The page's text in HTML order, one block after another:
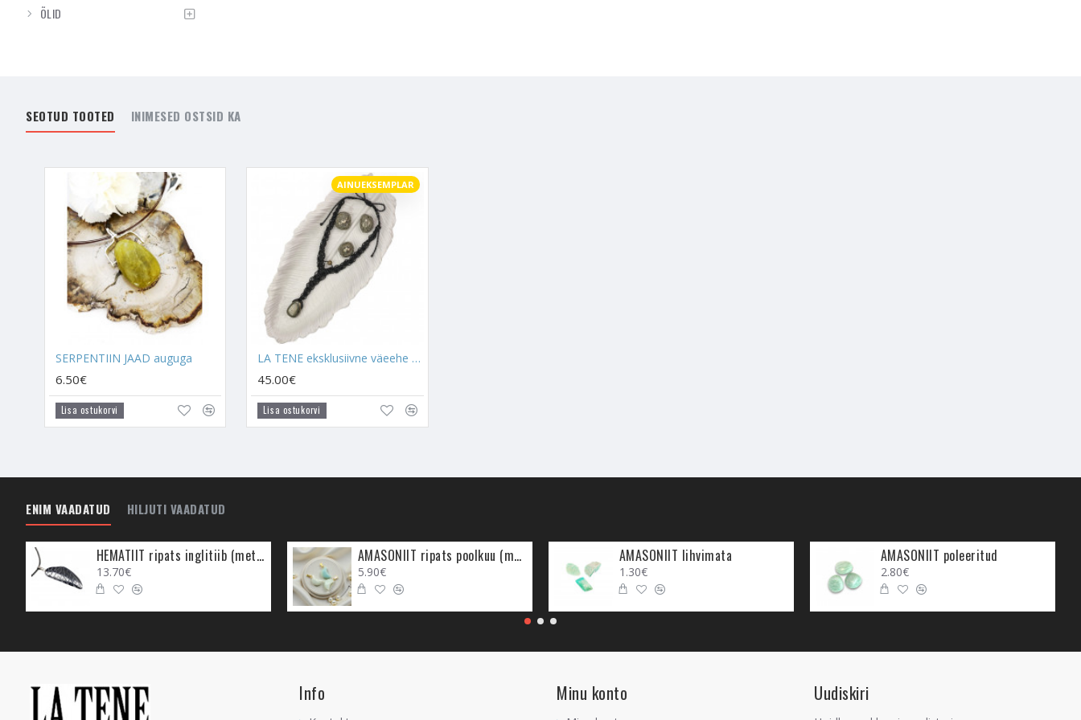
ÕLID
SEOTUD TOOTED INIMESED OSTSID KA
SERPENTIIN JAAD auguga
6.50€
Lisa ostukorvi
AINUEKSEMPLAR
LA TENE eksklusiivne väeehe "RIKKUS"
45.00€
Lisa ostukorvi
ENIM VAADATUD HILJUTI VAADATUD
HEMATIIT ripats inglitiib (metall)
13.70€
AMASONIIT ripats poolkuu (metall)
5.90€
AMASONIIT lihvimata
1.30€
AMASONIIT poleeritud
2.80€
Info Minu konto Uudiskiri